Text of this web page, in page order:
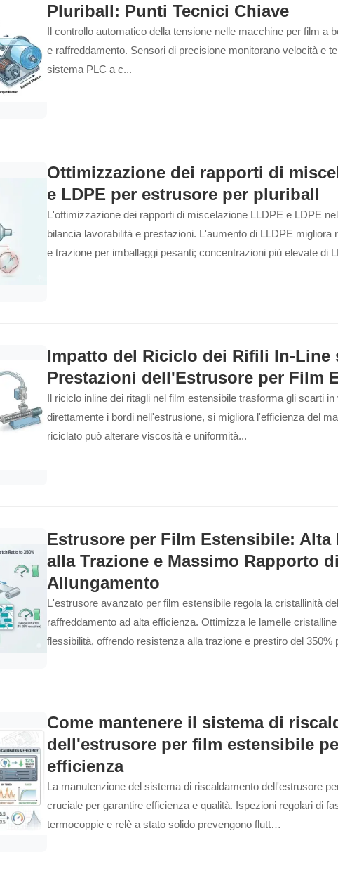
Pluriball: Punti Tecnici Chiave
Il controllo automatico della tensione nelle macchine per film a
e raffreddamento. Sensori di precisione monitorano velocità e
sistema PLC a c...
Ottimizzazione dei rapporti di
e LDPE per estrusore per pluriball
L'ottimizzazione dei rapporti di miscelazione LLDPE e LDPE
bilancia lavorabilità e prestazioni. L'aumento di LLDPE migliora
e trazione per imballaggi pesanti; concentrazioni più elevate di
Impatto del Riciclo dei Rifili In-Line
Prestazioni dell'Estrusore per Film
Il riciclo inline dei ritagli nel film estensibile trasforma gli scarti
direttamente i bordi nell'estrusione, si migliora l'efficienza del
riciclato può alterare viscosità e uniformità...
Estrusore per Film Estensibile: Alta
alla Trazione e Massimo Rapporto di
Allungamento
L'estrusore avanzato per film estensibile regola la cristallinità
raffreddamento ad alta efficienza. Ottimizza le lamelle
flessibilità, offrendo resistenza alla trazione e prestiro del 350%
Come mantenere il sistema di
dell'estrusore per film estensibile
efficienza
La manutenzione del sistema di riscaldamento dell'estrusore
cruciale per garantire efficienza e qualità. Ispezioni regolari di
termocoppie e relè a stato solido prevengono flutt…